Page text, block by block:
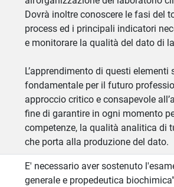
Dovrà inoltre conoscere le fasi del
process ed i principali indicatori
e monitorare la qualità del dato di
L’apprendimento di questi elementi
fondamentale per il futuro
approccio critico e consapevole
fine di garantire in ogni momento
competenze, la qualità analitica di
che porta alla produzione del dato.
E' necessario aver sostenuto
generale e propedeutica